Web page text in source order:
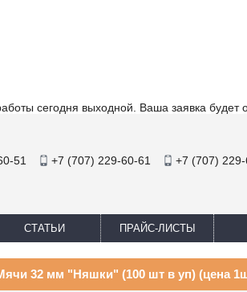
сегодня выходной. Ваша заявка будет
51 +7 (707) 229-60-61 +7 (707)
СТАТЬИ ПРАЙС-ЛИСТЫ
32 мм "Няшки" (100 шт в уп) (цена